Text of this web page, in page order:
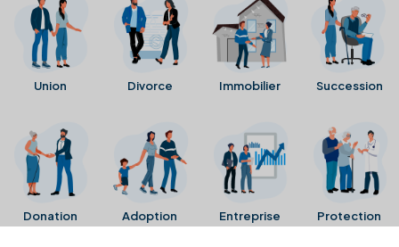
Union Divorce Immobilier Succession
Donation Adoption Entreprise Protection